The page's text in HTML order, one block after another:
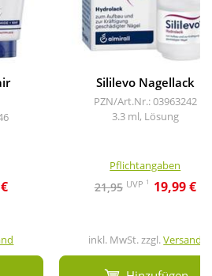
Sililevo Nagellack
PZN/Art.Nr.: 03963242
3.3 ml, Lösung
Pflichtangaben
21,95 UVP 1 19,99 €
inkl. MwSt. zzgl.Versand